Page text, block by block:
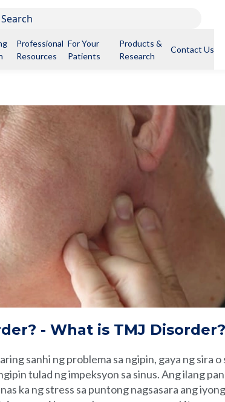
Search
Professional
Resources
For Your
Patients
Products &
Research
Contact Us
- What is TMJ
sanhi ng problema sa ngipin, gaya ng sira o
tulad ng impeksyon sa sinus. Ang ilang
ka ng stress sa puntong nagsasara ang